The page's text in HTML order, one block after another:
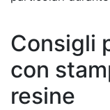
Consigli
con
resine